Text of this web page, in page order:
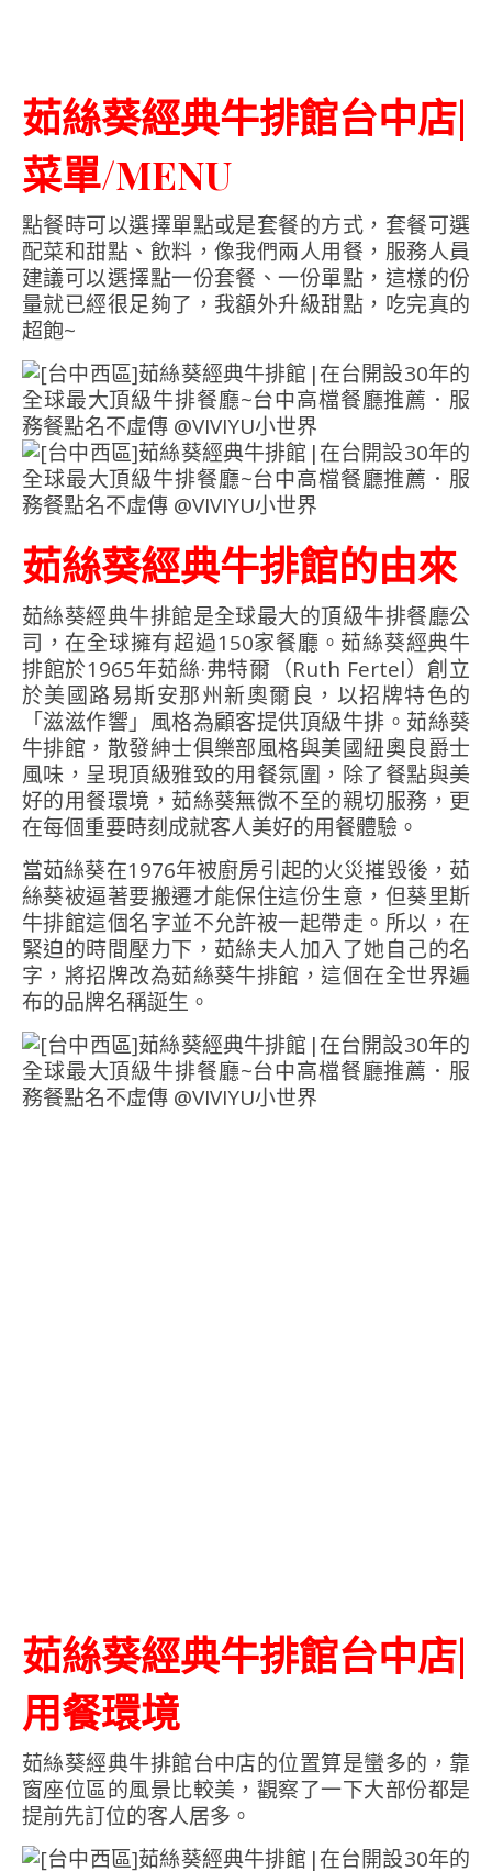
茹絲葵經典牛排館台中店|
菜單/MENU
點餐時可以選擇單點或是套餐的方式，套餐可選
配菜和甜點、飲料，像我們兩人用餐，服務人員
建議可以選擇點一份套餐、一份單點，這樣的份
量就已經很足夠了，我額外升級甜點，吃完真的
超飽~
茹絲葵經典牛排館的由來
茹絲葵經典牛排館是全球最大的頂級牛排餐廳公
司，在全球擁有超過150家餐廳。茹絲葵經典牛
排館於1965年茹絲·弗特爾（Ruth Fertel）創立
於美國路易斯安那州新奧爾良，以招牌特色的
「滋滋作響」風格為顧客提供頂級牛排。茹絲葵
牛排館，散發紳士俱樂部風格與美國紐奧良爵士
風味，呈現頂級雅致的用餐氛圍，除了餐點與美
好的用餐環境，茹絲葵無微不至的親切服務，更
在每個重要時刻成就客人美好的用餐體驗。
當茹絲葵在1976年被廚房引起的火災摧毀後，茹
絲葵被逼著要搬遷才能保住這份生意，但葵里斯
牛排館這個名字並不允許被一起帶走。所以，在
緊迫的時間壓力下，茹絲夫人加入了她自己的名
字，將招牌改為茹絲葵牛排館，這個在全世界遍
布的品牌名稱誕生。
茹絲葵經典牛排館台中店|
用餐環境
茹絲葵經典牛排館台中店的位置算是蠻多的，靠
窗座位區的風景比較美，觀察了一下大部份都是
提前先訂位的客人居多。